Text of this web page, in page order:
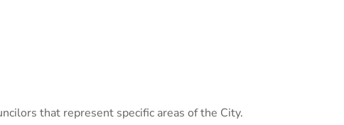
that represent specific areas of the City.